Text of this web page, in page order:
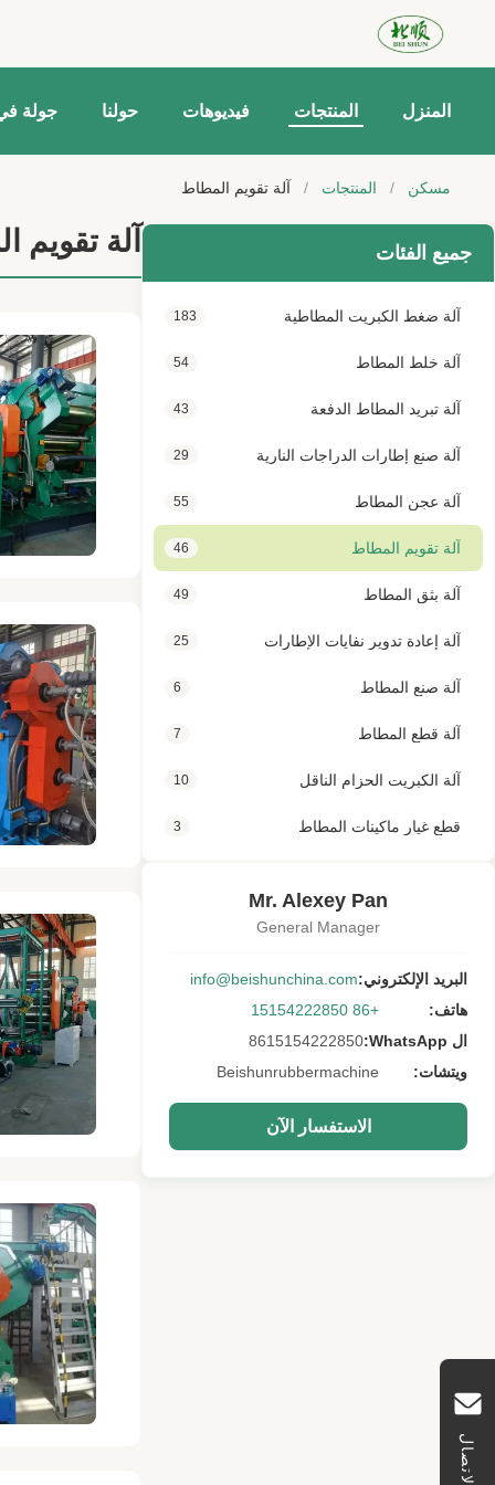
المنزل المنتجات فيديوهات حولنا جولة
الاتصال
مسكن / المنتجات / آلة تقويم المطاط
جميع الفئات
آلة ضغط الكبريت المطاطية 183
آلة خلط المطاط 54
آلة تبريد المطاط الدفعة 43
آلة صنع إطارات الدراجات النارية 29
آلة عجن المطاط 55
آلة تقويم المطاط 46
آلة بثق المطاط 49
آلة إعادة تدوير نفايات الإطارات 25
آلة صنع المطاط 6
آلة قطع المطاط 7
آلة الكبريت الحزام الناقل 10
قطع غيار ماكينات المطاط 3
Mr. Alexey Pan
General Manager
البريد الإلكتروني:info@beishunchina.com
هاتف:
+86 15154222850
ال WhatsApp:
8615154222850
ويتشات:
Beishunrubbermachine
الاستفسار الآن
آلة تقويم